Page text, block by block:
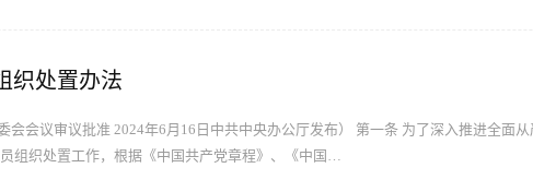
织处置办法
会会议审议批准 2024年6月16日中共中央办公厅发布） 第一条 为了深入推进全面
组织处置工作，根据《中国共产党章程》、《中国…